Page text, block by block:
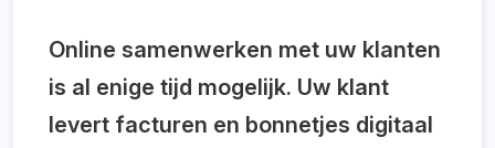
Online samenwerken met uw klanten
is al enige tijd mogelijk. Uw klant
levert facturen en bonnetjes digitaal